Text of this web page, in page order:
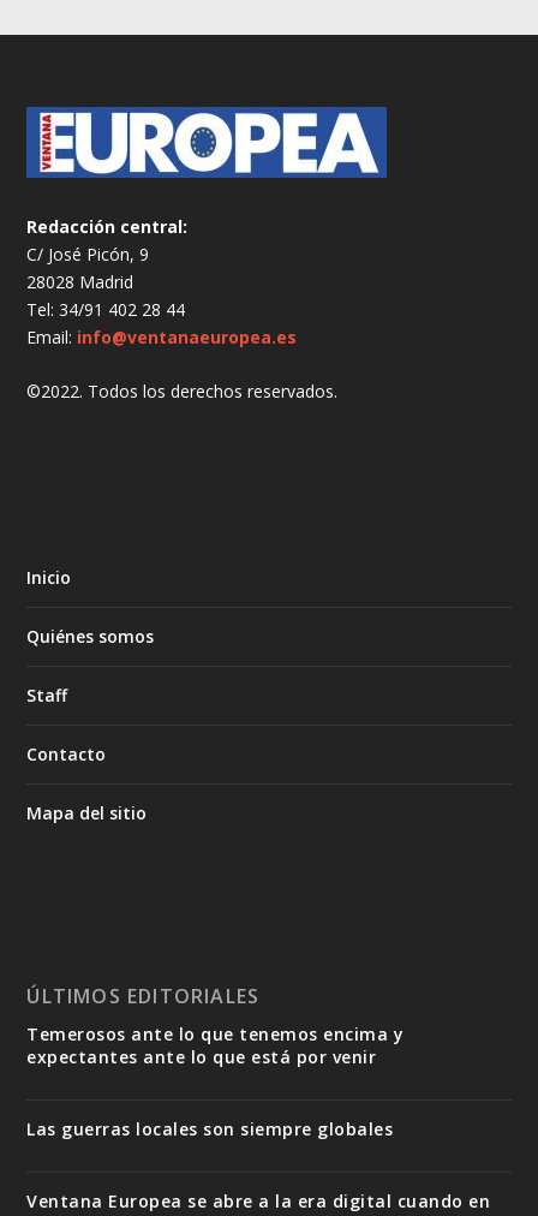
Redacción central:
C/ José Picón, 9
28028 Madrid
Tel: 34/91 402 28 44
Email: info@ventanaeuropea.es
©2022. Todos los derechos reservados.
Inicio
Quiénes somos
Staff
Contacto
Mapa del sitio
ÚLTIMOS EDITORIALES
Temerosos ante lo que tenemos encima y
expectantes ante lo que está por venir
Las guerras locales son siempre globales
Ventana Europea se abre a la era digital cuando en